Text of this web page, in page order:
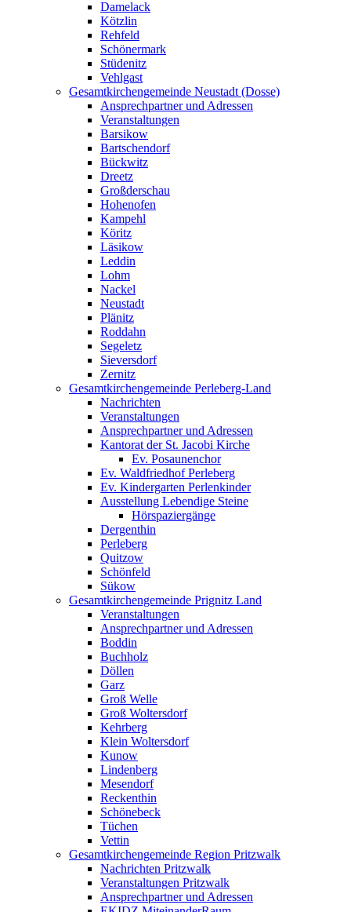
Damelack
Kötzlin
Rehfeld
Schönermark
Stüdenitz
Vehlgast
Gesamtkirchengemeinde Neustadt (Dosse)
Ansprechpartner und Adressen
Veranstaltungen
Barsikow
Bartschendorf
Bückwitz
Dreetz
Großderschau
Hohenofen
Kampehl
Köritz
Läsikow
Leddin
Lohm
Nackel
Neustadt
Plänitz
Roddahn
Segeletz
Sieversdorf
Zernitz
Gesamtkirchengemeinde Perleberg-Land
Nachrichten
Veranstaltungen
Ansprechpartner und Adressen
Kantorat der St. Jacobi Kirche
Ev. Posaunenchor
Ev. Waldfriedhof Perleberg
Ev. Kindergarten Perlenkinder
Ausstellung Lebendige Steine
Hörspaziergänge
Dergenthin
Perleberg
Quitzow
Schönfeld
Sükow
Gesamtkirchengemeinde Prignitz Land
Veranstaltungen
Ansprechpartner und Adressen
Boddin
Buchholz
Döllen
Garz
Groß Welle
Groß Woltersdorf
Kehrberg
Klein Woltersdorf
Kunow
Lindenberg
Mesendorf
Reckenthin
Schönebeck
Tüchen
Vettin
Gesamtkirchengemeinde Region Pritzwalk
Nachrichten Pritzwalk
Veranstaltungen Pritzwalk
Ansprechpartner und Adressen